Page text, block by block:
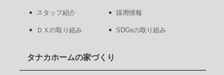
スタッフ紹介 採用情報
ＤＸの取り組み SDGsの取り組み
タナカホームの家づくり